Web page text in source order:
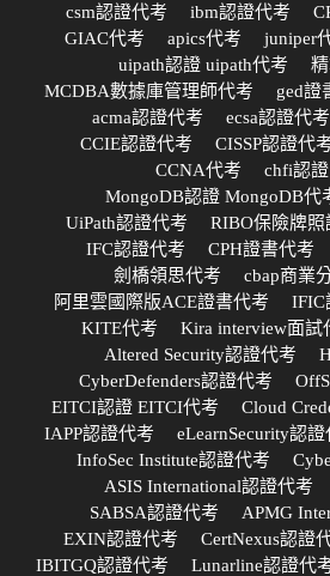
csm認證代考
ibm認證代考
GIAC代考
apics代考 juniper
uipath認證 uipath代考
MCDBA數據庫管理師代考
ged證
acma認證代考
ecsa認證代考
CCIE認證代考
CISSP認證代
CCNA代考
chfi認
MongoDB認證 MongoDB代
UiPath認證代考
RIBO保險牌照
IFC認證代考
CPH證書代考
劍橋領思代考
cbap商業
阿里雲國際版ACE證書代考
IFIC
KITE代考
Kira interview面試
Altered Security認證代考
CyberDefenders認證代考
EITCI認證 EITCI代考
Cloud
IAPP認證代考
eLearnSecurity認證
InfoSec Institute認證代考
ASIS International認證代考
SABSA認證代考
APMG
EXIN認證代考
CertNexus認證
IBITGQ認證代考
Lunarline認證代